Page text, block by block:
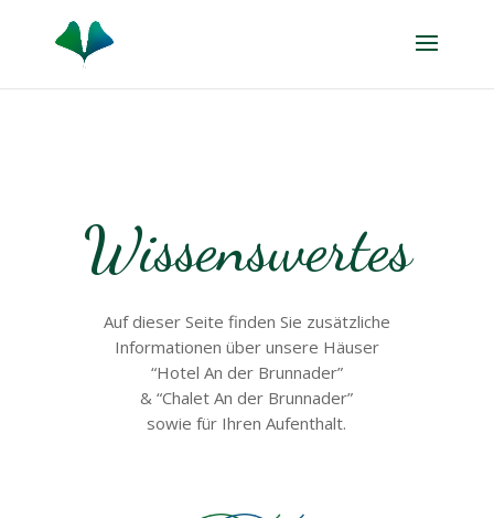
Wissenswertes
Auf dieser Seite finden Sie zusätzliche
Informationen über unsere Häuser
“Hotel An der Brunnader”
& “Chalet An der Brunnader”
sowie für Ihren Aufenthalt.